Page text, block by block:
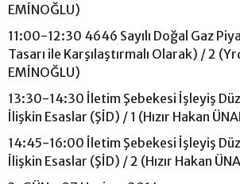
EMİNOĞLU)
11:00-12:30 4646 Sayılı Doğal Gaz
Tasarı ile Karşılaştırmalı Olarak) / 2
EMİNOĞLU)
13:30-14:30 İletim Şebekesi İşleyiş
İlişkin Esaslar (ŞİD) / 1 (Hızır Hakan
14:45-16:00 İletim Şebekesi İşleyiş
İlişkin Esaslar (ŞİD) / 2 (Hızır Hakan